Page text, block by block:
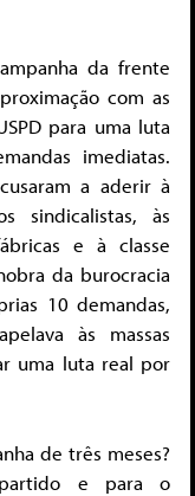
da frente
com as
para uma luta
imediatas.
a aderir à
sindicalistas, às
e à classe
da burocracia
10 demandas,
às massas
uma luta real por
de três meses?
e para o